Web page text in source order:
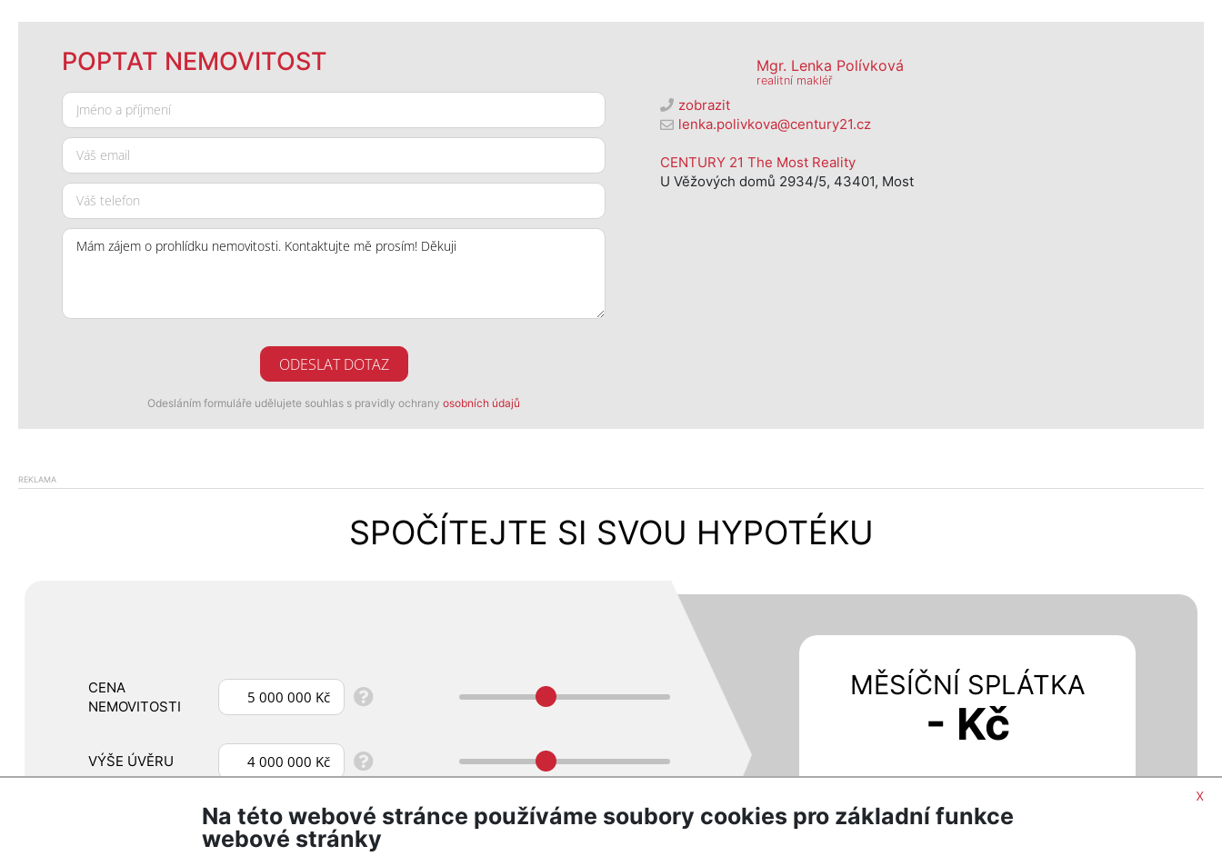
POPTAT NEMOVITOST
ODESLAT DOTAZ
Odesláním formuláře udělujete souhlas s pravidly ochrany osobních údajů
Mgr. Lenka Polívková
realitní makléř
zobrazit
lenka.polivkova@century21.cz
CENTURY 21 The Most Reality
U Věžových domů 2934/5, 43401, Most
REKLAMA
SPOČÍTEJTE SI SVOU HYPOTÉKU
CENA
NEMOVITOSTI
VÝŠE ÚVĚRU
MĚSÍČNÍ SPLÁTKA
- Kč
x
Na této webové stránce používáme soubory cookies pro základní funkce
webové stránky